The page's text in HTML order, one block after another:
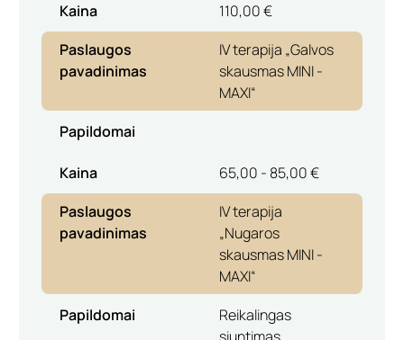
Kaina
110,00 €
Paslaugos
pavadinimas
IV terapija „Galvos
skausmas MINI -
MAXI“
Papildomai
Kaina
65,00 - 85,00 €
Paslaugos
pavadinimas
IV terapija
„Nugaros
skausmas MINI -
MAXI“
Papildomai
Reikalingas